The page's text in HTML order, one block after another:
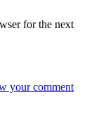
for the next
your comment